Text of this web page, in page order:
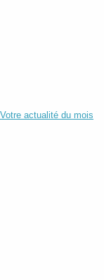
Votre actualité du mois